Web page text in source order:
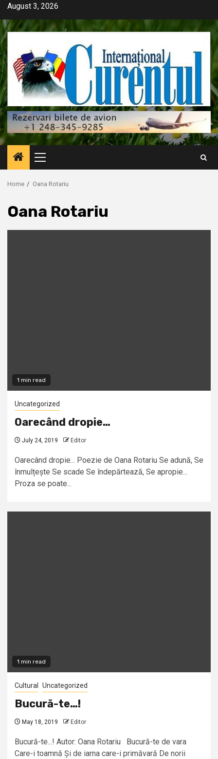
Skip
content
August 3, 2026
Primary
Menu
Home Oana Rotariu
Oana Rotariu
1 min read
Uncategorized
Oarecând dropie…
July 24, 2019 Editor
Oarecând dropie... Poezie de Oana Rotariu Se adună, Se
înmulțește Se scade Se îndepărtează, Se apropie...
Proza se poate...
1 min read
Cultural Uncategorized
Bucură-te…!
May 18, 2019 Editor
Bucură-te...! Autor: Oana Rotariu Bucură-te de vara
Care-i toamnă Și de iarna care-i primăvară De norii